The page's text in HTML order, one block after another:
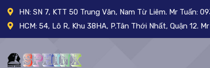
HN: SN 7, KTT 50 Trung Văn, Nam Từ Liêm. Mr Tuấn:
HCM: 54, Lô R, Khu 38HA, P.Tân Thới Nhất, Quận 12.